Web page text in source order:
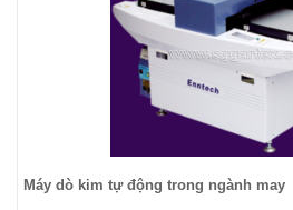
Máy dò kim tự động trong ngành may